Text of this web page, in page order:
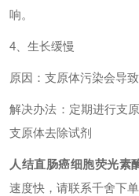
响。
4、生长缓慢
原因：支原体污染会导
解决办法：定期进行支
支原体去除试剂
人结直肠癌细胞荧光素
速度快，请联系千舍下单